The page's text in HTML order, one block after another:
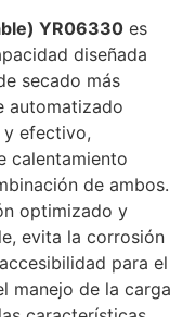
YR06330 es
diseñada
secado más
automatizado
y efectivo,
calentamiento
de ambos.
optimizado y
evita la corrosión
para el
manejo de la carga